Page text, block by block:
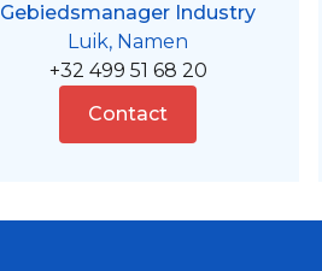
Gebiedsmanager Industry
Luik, Namen
+32 499 51 68 20
Contact